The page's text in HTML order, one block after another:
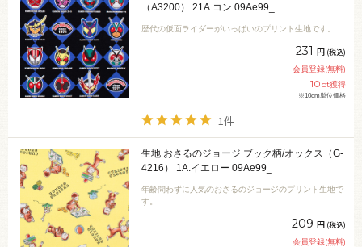
（A3200） 21A.コン 09Ae99_
歴代の仮面ライダーがいっぱいのプリント生地です。
231 円 (税込)
会員登録(無料)
10pt獲得
※10cm単位価格
1件
生地 おさるのジョージ ブック柄/オックス（G-
4216） 1A.イエロー 09Ae99_
年齢問わずに人気のおさるのジョージのプリント生地で
す。
209 円 (税込)
会員登録(無料)